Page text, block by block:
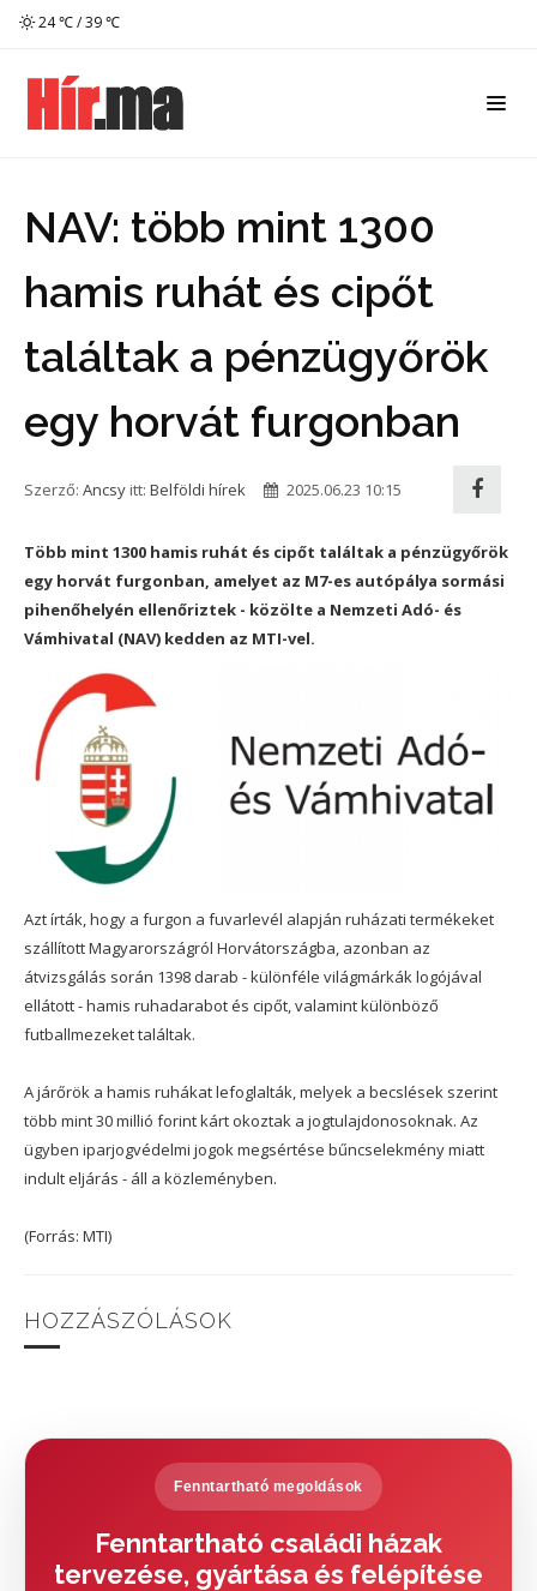
24 ℃ / 39 ℃
NAV: több mint 1300
hamis ruhát és cipőt
találtak a pénzügyőrök
egy horvát furgonban
Szerző: Ancsy itt: Belföldi hírek 2025.06.23 10:15
Több mint 1300 hamis ruhát és cipőt találtak a pénzügyőrök
egy horvát furgonban, amelyet az M7-es autópálya sormási
pihenőhelyén ellenőriztek - közölte a Nemzeti Adó- és
Vámhivatal (NAV) kedden az MTI-vel.
Azt írták, hogy a furgon a fuvarlevél alapján ruházati termékeket
szállított Magyarországról Horvátországba, azonban az
átvizsgálás során 1398 darab - különféle világmárkák logójával
ellátott - hamis ruhadarabot és cipőt, valamint különböző
futballmezeket találtak.
A járőrök a hamis ruhákat lefoglalták, melyek a becslések szerint
több mint 30 millió forint kárt okoztak a jogtulajdonosoknak. Az
ügyben iparjogvédelmi jogok megsértése bűncselekmény miatt
indult eljárás - áll a közleményben.
(Forrás: MTI)
HOZZÁSZÓLÁSOK
Fenntartható megoldások
Fenntartható családi házak
tervezése, gyártása és felépítése